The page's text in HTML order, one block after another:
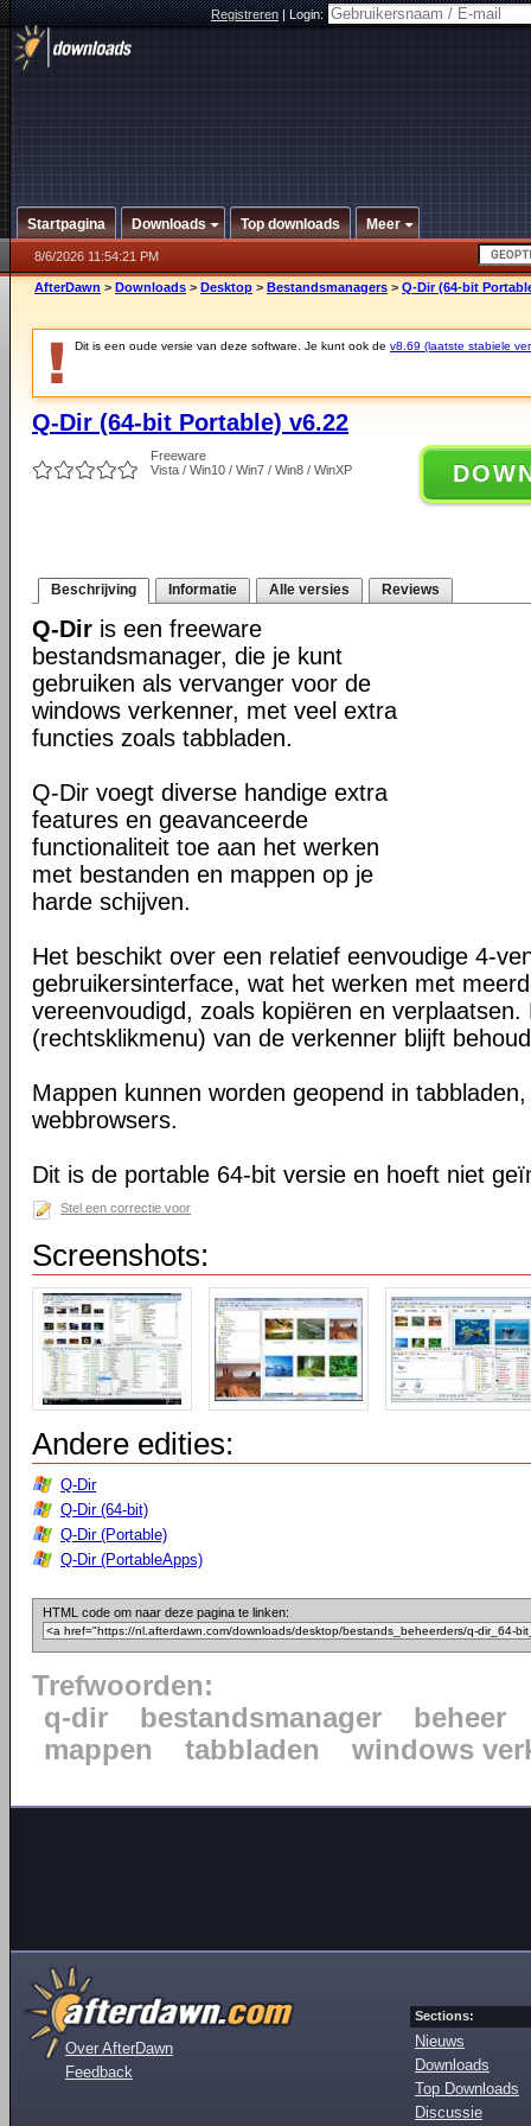
Registreren|Login:
Startpagina Downloads Top downloads Meer
8/6/2026 11:54:21 PM
AfterDawn > Downloads > Desktop > Bestandsmanagers > Q-Dir (64-bit
Dit is een oude versie van deze software. Je kunt ook de v8.69 (laatste stabiele
Q-Dir (64-bit Portable) v6.22
Freeware
Vista / Win10 / Win7 / Win8 / WinXP
Beschrijving Informatie Alle versies Reviews
Q-Dir is een freeware
bestandsmanager, die je kunt
gebruiken als vervanger voor de
windows verkenner, met veel extra
functies zoals tabbladen.
Q-Dir voegt diverse handige extra
features en geavanceerde
functionaliteit toe aan het werken
met bestanden en mappen op je
harde schijven.
Het beschikt over een relatief eenvoudige 4-
gebruikersinterface, wat het werken met
vereenvoudigd, zoals kopiëren en
(rechtsklikmenu) van de verkenner blijft
Mappen kunnen worden geopend in
webbrowsers.
Dit is de portable 64-bit versie en hoeft niet
Stel een correctie voor
Screenshots:
Andere edities:
Q-Dir
Q-Dir (64-bit)
Q-Dir (Portable)
Q-Dir (PortableApps)
HTML code om naar deze pagina te linken:
Trefwoorden:
q-dir
bestandsmanager
beheer
mappen
tabbladen windows
Over AfterDawn
Feedback
Sections:
Nieuws
Downloads
Top Downloads
Discussie